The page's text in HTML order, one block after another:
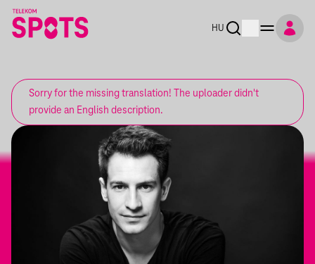
HU
Sorry for the missing translation! The uploader didn't
provide an English description.